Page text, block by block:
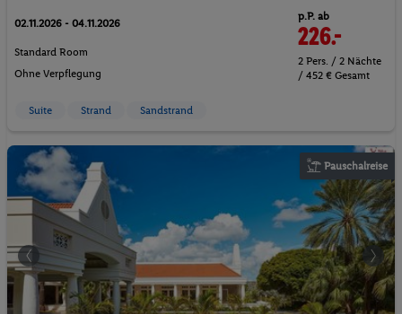
02.11.2026 - 04.11.2026
Standard Room
Ohne Verpflegung
p.P. ab
226.-
2 Pers. / 2 Nächte
/ 452 € Gesamt
Suite Strand Sandstrand
Pauschalreise